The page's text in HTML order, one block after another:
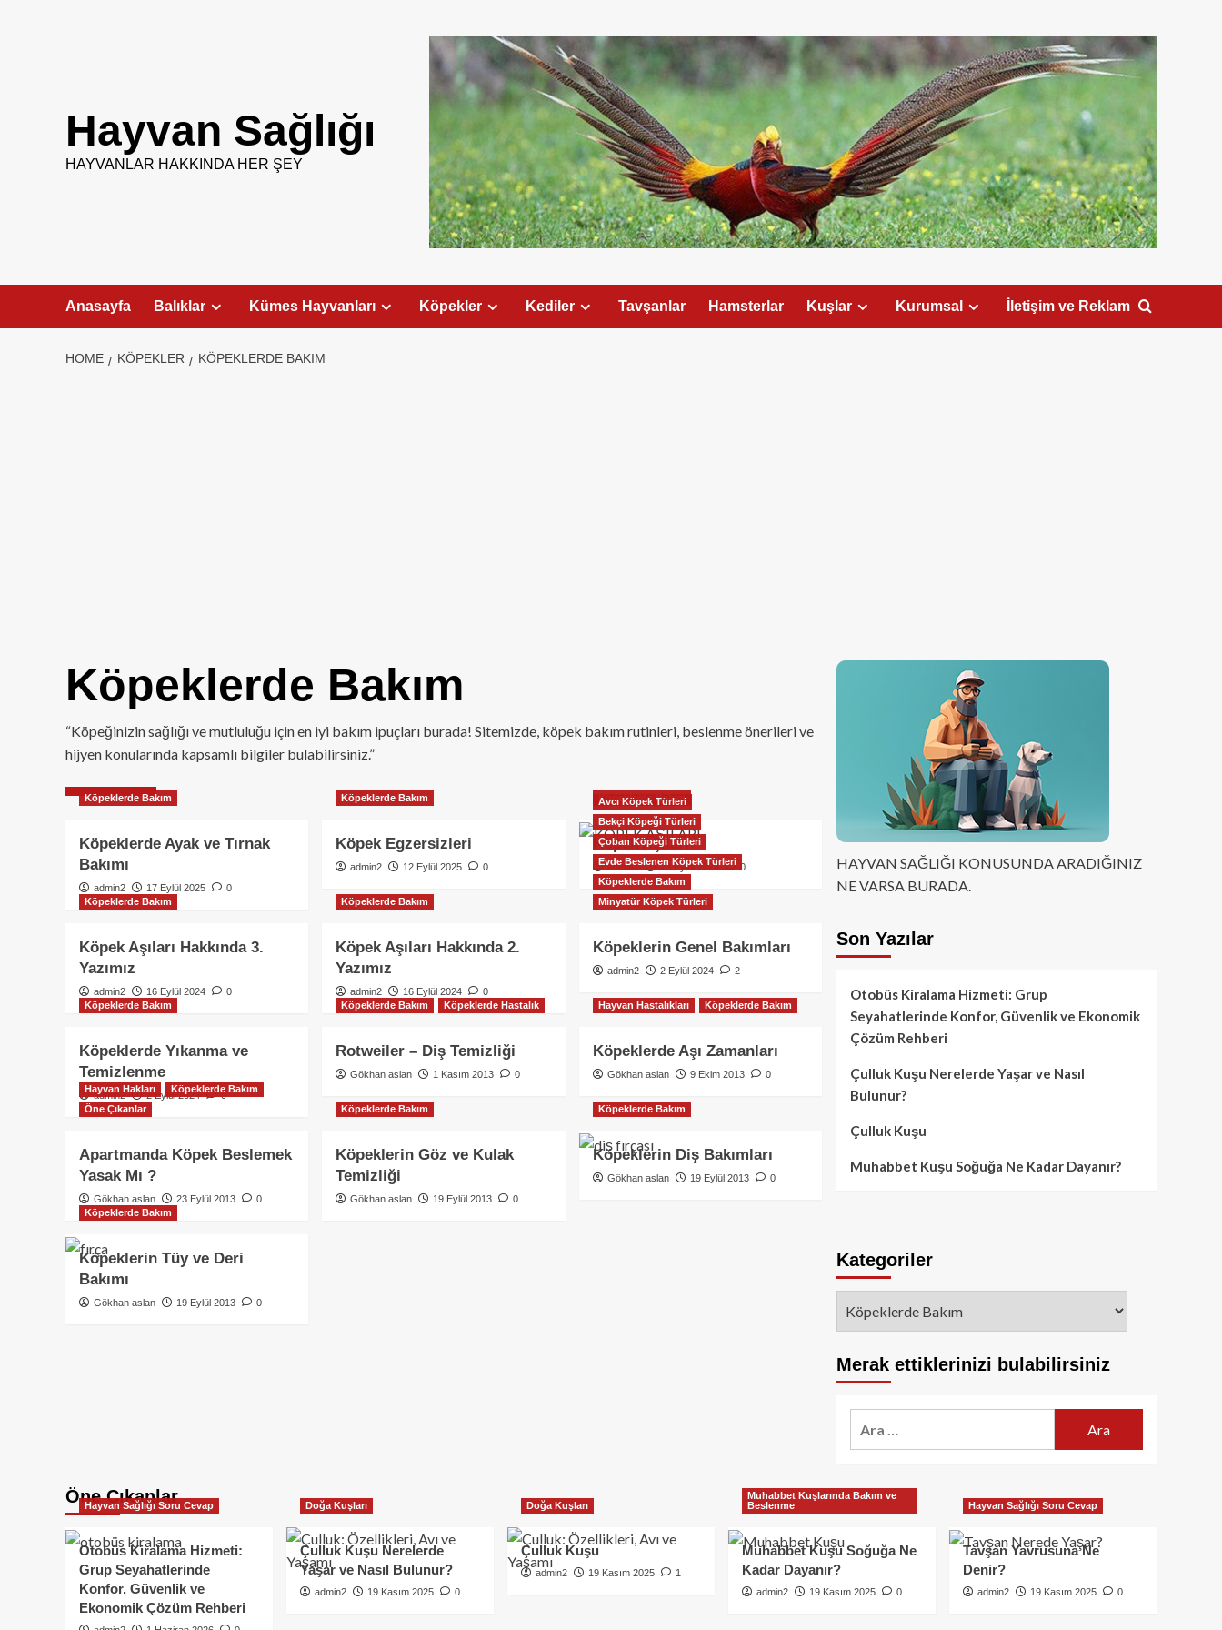
Hayvan Sağlığı
HAYVANLAR HAKKINDA HER ŞEY
Anasayfa Balıklar Kümes Hayvanları Köpekler Kediler Tavşanlar Hamsterlar Kuşlar Kurumsal İletişim ve Reklam
HOME KÖPEKLER KÖPEKLERDE BAKIM
Köpeklerde Bakım
“Köpeğinizin sağlığı ve mutluluğu için en iyi bakım ipuçları burada! Sitemizde, köpek bakım rutinleri, beslenme önerileri ve
hijyen konularında kapsamlı bilgiler bulabilirsiniz.”
Köpeklerde Bakım
Köpeklerde Ayak ve Tırnak
Bakımı
admin2 17 Eylül 2025 0
Köpeklerde Bakım
Köpek Egzersizleri
admin2 12 Eylül 2025 0
Köpeklerde Bakım
Köpek Aşıları
admin2 23 Eylül 2024 0
Köpeklerde Bakım
Köpek Aşıları Hakkında 3.
Yazımız
admin2 16 Eylül 2024 0
Köpeklerde Bakım
Köpek Aşıları Hakkında 2.
Yazımız
admin2 16 Eylül 2024 0
Avcı Köpek Türleri
Bekçi Köpeği Türleri
Çoban Köpeği Türleri
Evde Beslenen Köpek Türleri
Köpeklerde Bakım
Minyatür Köpek Türleri
Köpeklerin Genel Bakımları
admin2 2 Eylül 2024 2
Köpeklerde Bakım
Köpeklerde Yıkanma ve
Temizlenme
admin2 2 Eylül 2024 0
Köpeklerde Bakım Köpeklerde Hastalık
Rotweiler – Diş Temizliği
Gökhan aslan 1 Kasım 2013 0
Hayvan Hastalıkları Köpeklerde Bakım
Köpeklerde Aşı Zamanları
Gökhan aslan 9 Ekim 2013
0
Hayvan Hakları
Köpeklerde Bakım
Öne Çıkanlar
Apartmanda Köpek Beslemek
Yasak Mı ?
Gökhan aslan 23 Eylül 2013 0
Köpeklerde Bakım
Köpeklerin Göz ve Kulak
Temizliği
Gökhan aslan 19 Eylül 2013 0
Köpeklerde Bakım
Köpeklerin Diş Bakımları
Gökhan aslan 19 Eylül 2013 0
Köpeklerde Bakım
Köpeklerin Tüy ve Deri
Bakımı
Gökhan aslan 19 Eylül 2013 0
HAYVAN SAĞLIĞI KONUSUNDA ARADIĞINIZ
NE VARSA BURADA.
Son Yazılar
Otobüs Kiralama Hizmeti: Grup
Seyahatlerinde Konfor, Güvenlik ve Ekonomik
Çözüm Rehberi
Çulluk Kuşu Nerelerde Yaşar ve Nasıl
Bulunur?
Çulluk Kuşu
Muhabbet Kuşu Soğuğa Ne Kadar Dayanır?
Kategoriler
Merak ettiklerinizi bulabilirsiniz
Öne Çıkanlar
Hayvan Sağlığı Soru Cevap
Otobüs Kiralama Hizmeti:
Grup Seyahatlerinde
Konfor, Güvenlik ve
Ekonomik Çözüm Rehberi
Doğa Kuşları
Çulluk Kuşu Nerelerde
Yaşar ve Nasıl Bulunur?
admin2 19 Kasım 2025 0
Doğa Kuşları
Çulluk Kuşu
admin2 19 Kasım 2025 1
Muhabbet Kuşlarında Bakım ve
Beslenme
Muhabbet Kuşu Soğuğa Ne
Kadar Dayanır?
admin2 19 Kasım 2025 0
Hayvan Sağlığı Soru Cevap
Tavşan Yavrusuna Ne
Denir?
admin2 19 Kasım 2025 0